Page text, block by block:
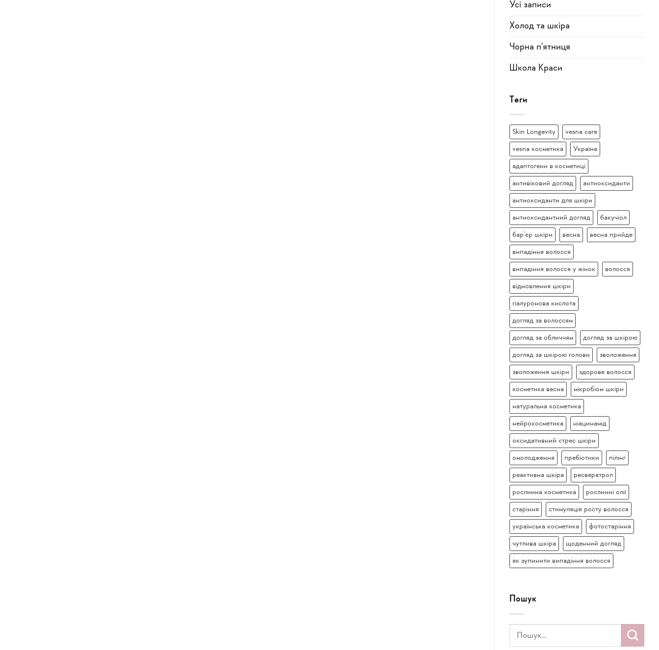
Усi записи
Холод та шкіра
Чорна п'ятниця
Школа Краси
Теги
Skin Longevity vesna care
vesna косметика Україна
адаптогени в косметиці
антивіковий догляд антиоксиданти
антиоксиданти для шкіри
антиоксидантний догляд бакучіол
бар’єр шкіри весна весна прийде
випадіння волосся
випадіння волосся у жінок волосся
відновлення шкіри
гіалуронова кислота
догляд за волоссям
догляд за обличчям догляд за шкірою
догляд за шкірою голови зволоження
зволоження шкіри здорове волосся
косметика весна мікробіом шкіри
натуральна косметика
нейрокосметика ніацинамід
оксидативний стрес шкіри
омолодження пребіотики пілінг
реактивна шкіра ресвератрол
рослинна косметика рослинні олії
старіння стимуляція росту волосся
українська косметика фотостаріння
чутлива шкіра щоденний догляд
як зупинити випадіння волосся
Пошук